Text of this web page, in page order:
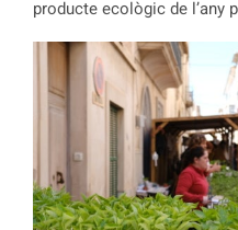
producte ecològic de l’any